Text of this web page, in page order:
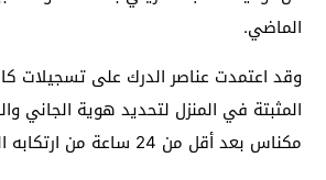
الماضي.
وقد اعتمدت عناصر الدرك على تسجيلات
المثبتة في المنزل لتحديد هوية الجاني
مكناس بعد أقل من 24 ساعة من ارتكابه الجريمة.